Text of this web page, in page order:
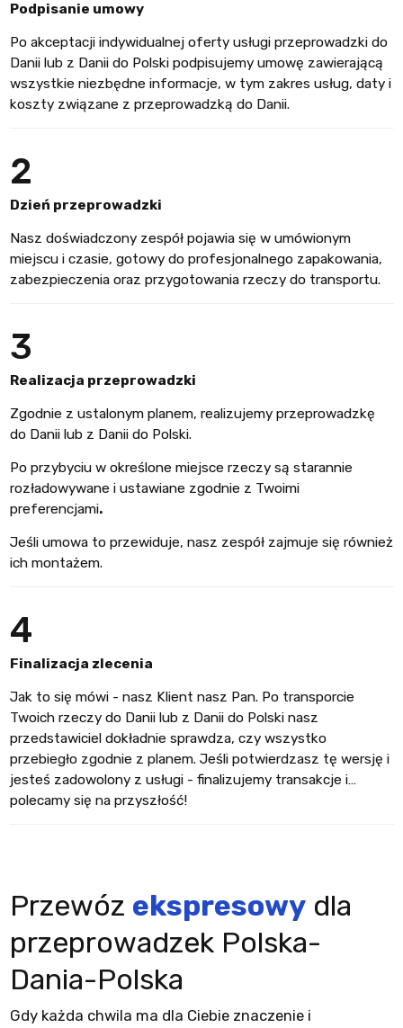
Podpisanie umowy
Po akceptacji indywidualnej oferty usługi przeprowadzki do
Danii lub z Danii do Polski podpisujemy umowę zawierającą
wszystkie niezbędne informacje, w tym zakres usług, daty i
koszty związane z przeprowadzką do Danii.
2
Dzień przeprowadzki
Nasz doświadczony zespół pojawia się w umówionym
miejscu i czasie, gotowy do profesjonalnego zapakowania,
zabezpieczenia oraz przygotowania rzeczy do transportu.
3
Realizacja przeprowadzki
Zgodnie z ustalonym planem, realizujemy przeprowadzkę
do Danii lub z Danii do Polski.
Po przybyciu w określone miejsce rzeczy są starannie
rozładowywane i ustawiane zgodnie z Twoimi
preferencjami.
Jeśli umowa to przewiduje, nasz zespół zajmuje się również
ich montażem.
4
Finalizacja zlecenia
Jak to się mówi - nasz Klient nasz Pan. Po transporcie
Twoich rzeczy do Danii lub z Danii do Polski nasz
przedstawiciel dokładnie sprawdza, czy wszystko
przebiegło zgodnie z planem. Jeśli potwierdzasz tę wersję i
jesteś zadowolony z usługi - finalizujemy transakcje i…
polecamy się na przyszłość!
Przewóz ekspresowydla
przeprowadzek Polska-
Dania-Polska
Gdy każda chwila ma dla Ciebie znaczenie i